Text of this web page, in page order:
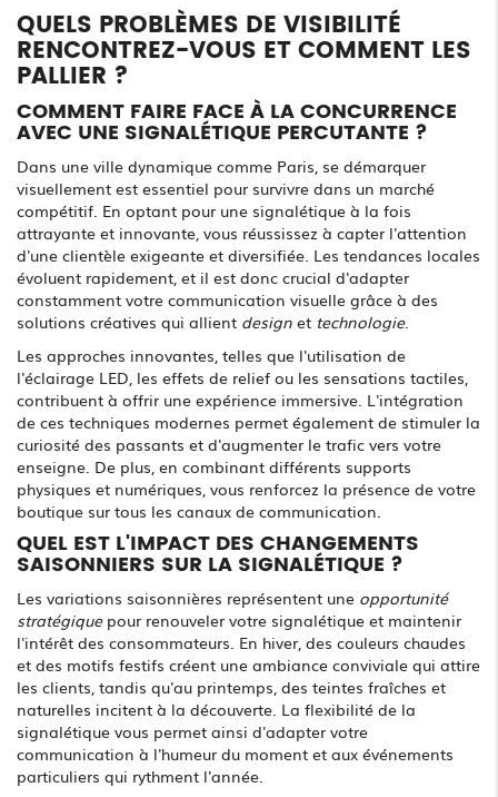
QUELS PROBLÈMES DE VISIBILITÉ
RENCONTREZ-VOUS ET COMMENT LES
PALLIER ?
COMMENT FAIRE FACE À LA CONCURRENCE
AVEC UNE SIGNALÉTIQUE PERCUTANTE ?
Dans une ville dynamique comme Paris, se démarquer
visuellement est essentiel pour survivre dans un marché
compétitif. En optant pour une signalétique à la fois
attrayante et innovante, vous réussissez à capter l'attention
d'une clientèle exigeante et diversifiée. Les tendances locales
évoluent rapidement, et il est donc crucial d'adapter
constamment votre communication visuelle grâce à des
solutions créatives qui allient design et technologie.
Les approches innovantes, telles que l'utilisation de
l'éclairage LED, les effets de relief ou les sensations tactiles,
contribuent à offrir une expérience immersive. L'intégration
de ces techniques modernes permet également de stimuler la
curiosité des passants et d'augmenter le trafic vers votre
enseigne. De plus, en combinant différents supports
physiques et numériques, vous renforcez la présence de votre
boutique sur tous les canaux de communication.
QUEL EST L'IMPACT DES CHANGEMENTS
SAISONNIERS SUR LA SIGNALÉTIQUE ?
Les variations saisonnières représentent une opportunité
stratégiquepour renouveler votre signalétique et maintenir
l'intérêt des consommateurs. En hiver, des couleurs chaudes
et des motifs festifs créent une ambiance conviviale qui attire
les clients, tandis qu'au printemps, des teintes fraîches et
naturelles incitent à la découverte. La flexibilité de la
signalétique vous permet ainsi d'adapter votre
communication à l'humeur du moment et aux événements
particuliers qui rythment l'année.